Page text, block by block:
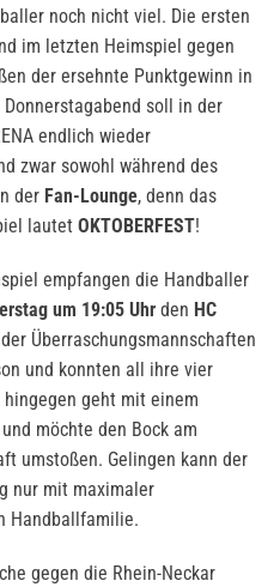
noch nicht viel. Die ersten
im letzten Heimspiel gegen
der ersehnte Punktgewinn in
soll in der
endlich wieder
zwar sowohl während des
der Fan-Lounge, denn das
lautet OKTOBERFEST!
empfangen die Handballer
um 19:05 Uhr den HC
Überraschungsmannschaften
und konnten all ihre vier
hingegen geht mit einem
möchte den Bock am
umstoßen. Gelingen kann der
nur mit maximaler
Handballfamilie.
gegen die Rhein-Neckar